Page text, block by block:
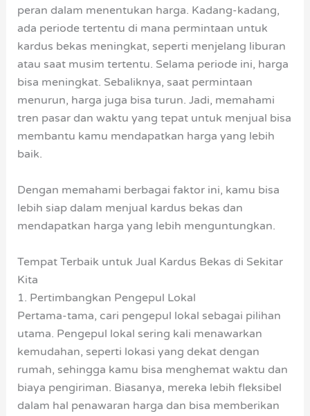
peran dalam menentukan harga. Kadang-kadang,
ada periode tertentu di mana permintaan untuk
kardus bekas meningkat, seperti menjelang liburan
atau saat musim tertentu. Selama periode ini, harga
bisa meningkat. Sebaliknya, saat permintaan
menurun, harga juga bisa turun. Jadi, memahami
tren pasar dan waktu yang tepat untuk menjual bisa
membantu kamu mendapatkan harga yang lebih
baik.
Dengan memahami berbagai faktor ini, kamu bisa
lebih siap dalam menjual kardus bekas dan
mendapatkan harga yang lebih menguntungkan.
Tempat Terbaik untuk Jual Kardus Bekas di Sekitar
Kita
1. Pertimbangkan Pengepul Lokal
Pertama-tama, cari pengepul lokal sebagai pilihan
utama. Pengepul lokal sering kali menawarkan
kemudahan, seperti lokasi yang dekat dengan
rumah, sehingga kamu bisa menghemat waktu dan
biaya pengiriman. Biasanya, mereka lebih fleksibel
dalam hal penawaran harga dan bisa memberikan